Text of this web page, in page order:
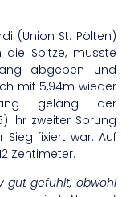
(Union St. Pölten)
Spitze, musste
abgeben und
mit 5,94m wieder
gelang der
ihr zweiter Sprung
fixiert war. Auf
Zentimeter.
gut gefühlt, obwohl